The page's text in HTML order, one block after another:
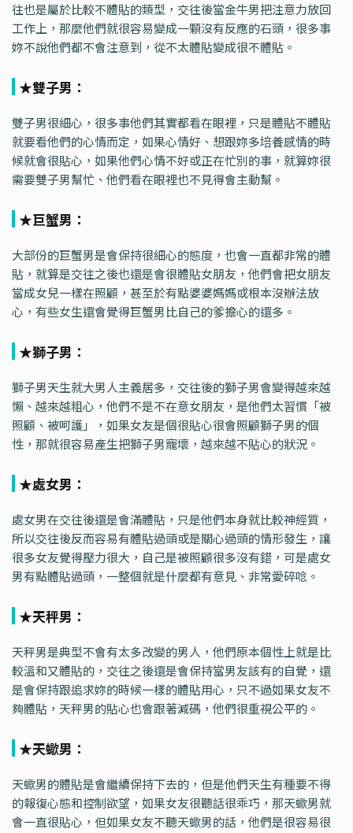
往也是屬於比較不體貼的類型，交往後當金牛男把注意力放回
工作上，那麼他們就很容易變成一顆沒有反應的石頭，很多事
妳不說他們都不會注意到，從不太體貼變成很不體貼。
★雙子男：
雙子男很細心，很多事他們其實都看在眼裡，只是體貼不體貼
就要看他們的心情而定，如果心情好、想跟妳多培養感情的時
候就會很貼心，如果他們心情不好或正在忙別的事，就算妳很
需要雙子男幫忙、他們看在眼裡也不見得會主動幫。
★巨蟹男：
大部份的巨蟹男是會保持很細心的態度，也會一直都非常的體
貼，就算是交往之後也還是會很體貼女朋友，他們會把女朋友
當成女兒一樣在照顧，甚至於有點婆婆媽媽或根本沒辦法放
心，有些女生還會覺得巨蟹男比自己的爹擔心的還多。
★獅子男：
獅子男天生就大男人主義居多，交往後的獅子男會變得越來越
懶、越來越粗心，他們不是不在意女朋友，是他們太習慣「被
照顧、被呵護」，如果女友是個很貼心很會照顧獅子男的個
性，那就很容易產生把獅子男寵壞，越來越不貼心的狀況。
★處女男：
處女男在交往後還是會滿體貼，只是他們本身就比較神經質，
所以交往後反而容易有體貼過頭或是關心過頭的情形發生，讓
很多女友覺得壓力很大，自己是被照顧很多沒有錯，可是處女
男有點體貼過頭，一整個就是什麼都有意見、非常愛碎唸。
★天秤男：
天秤男是典型不會有太多改變的男人，他們原本個性上就是比
較溫和又體貼的，交往之後還是會保持當男友該有的自覺，還
是會保持跟追求妳的時候一樣的體貼用心，只不過如果女友不
夠體貼，天秤男的貼心也會跟著減碼，他們很重視公平的。
★天蠍男：
天蠍男的體貼是會繼續保持下去的，但是他們天生有種要不得
的報復心態和控制欲望，如果女友很聽話很乖巧，那天蠍男就
會一直很貼心，但如果女友不聽天蠍男的話，他們是很容易很